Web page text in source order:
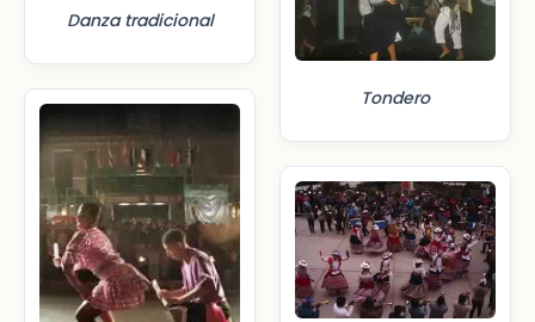
Danza tradicional
Tondero